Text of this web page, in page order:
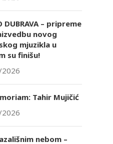
DUBRAVA – pripreme
novog
mjuzikla u
su finišu!
Tahir Mujičić
nebom –